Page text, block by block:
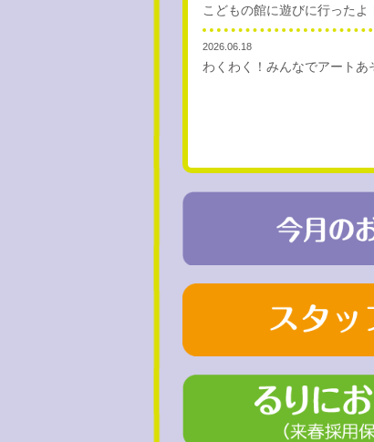
こどもの館に遊びに行ったよ
2026.06.18
わくわく！みんなでアートあ